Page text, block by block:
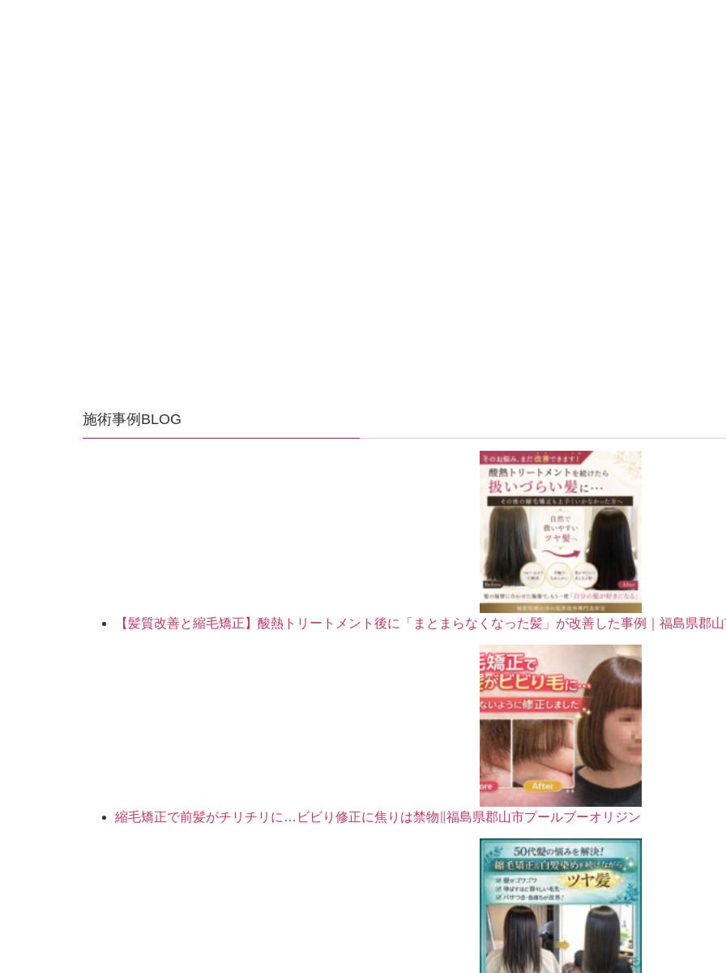
施術事例BLOG
【髪質改善と縮毛矯正】酸熱トリートメント後に「まとまらなくなった髪」が改善した事例｜福島県郡
縮毛矯正で前髪がチリチリに…ビビり修正に焦りは禁物∥福島県郡山市プールブーオリジン